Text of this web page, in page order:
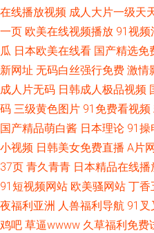
在线播放视频 成人大片一级天
一页 欧美在线视频播放 91视频
瓜 日本欧美在线看 国产精选免
新网址 无码白丝强行免费 激情
成人片无码 日韩成人极品视频
码 三级黄色图片 91免费看视频
国产精品萌白酱 日本理论 91操
小视频 日韩美女免费直播 A片
37页 青久青青 日本精品在线播
91短视频网站 欧美骚网站 丁香
夜福利亚洲 人兽福利导航 91叉
鸡吧 草逼wwww 久草福利免费